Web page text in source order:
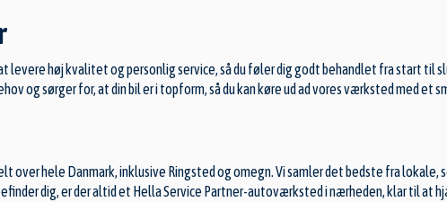
høj kvalitet og personlig service, så du føler dig godt behandlet fra start til
og sørger for, at din bil er i topform, så du kan køre ud ad vores værksted med et
hele Danmark, inklusive Ringsted og omegn. Vi samler det bedste fra lokale,
dig, er der altid et Hella Service Partner-autoværksted i nærheden, klar til at